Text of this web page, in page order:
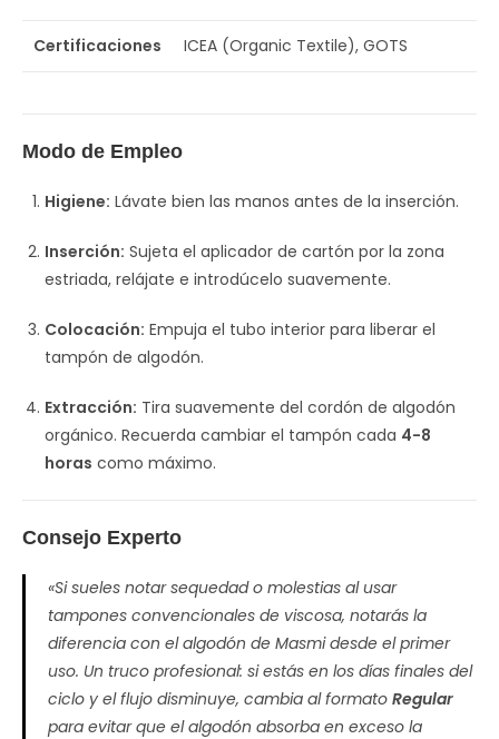
Certificaciones ICEA (Organic Textile), GOTS
Modo de Empleo
Higiene: Lávate bien las manos antes de la inserción.
Inserción: Sujeta el aplicador de cartón por la zona
estriada, relájate e introdúcelo suavemente.
Colocación: Empuja el tubo interior para liberar el
tampón de algodón.
Extracción: Tira suavemente del cordón de algodón
orgánico. Recuerda cambiar el tampón cada 4-8
horas como máximo.
Consejo Experto
«Si sueles notar sequedad o molestias al usar
tampones convencionales de viscosa, notarás la
diferencia con el algodón de Masmi desde el primer
uso. Un truco profesional: si estás en los días finales del
ciclo y el flujo disminuye, cambia al formato Regular
para evitar que el algodón absorba en exceso la